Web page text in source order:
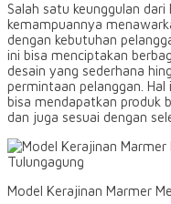
Salah satu keunggulan
kemampuannya
dengan kebutuhan
ini bisa menciptakan
desain yang sederhana
permintaan pelanggan.
bisa mendapatkan produk
dan juga sesuai dengan
Model Kerajinan Marmer